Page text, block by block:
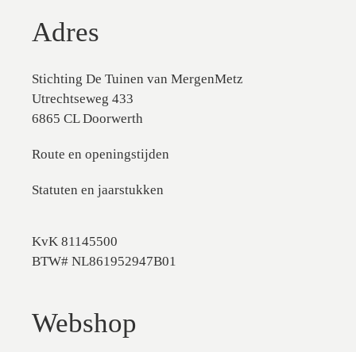
Adres
Stichting De Tuinen van MergenMetz
Utrechtseweg 433
6865 CL Doorwerth
Route en openingstijden
Statuten en jaarstukken
KvK 81145500
BTW# NL861952947B01
Webshop